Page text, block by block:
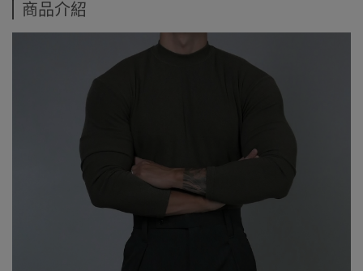
商品介紹